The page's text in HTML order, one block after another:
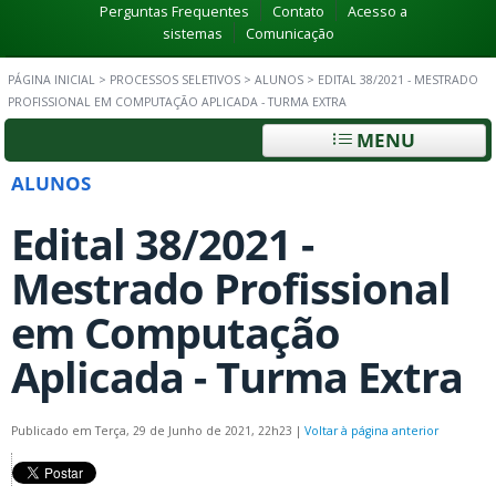
Perguntas Frequentes Contato
Acesso a
sistemas
Comunicação
PÁGINA INICIAL > PROCESSOS SELETIVOS > ALUNOS > EDITAL 38/2021 - MESTRADO
PROFISSIONAL EM COMPUTAÇÃO APLICADA - TURMA EXTRA
MENU
ALUNOS
Edital 38/2021 -
Mestrado Profissional
em Computação
Aplicada - Turma Extra
Publicado em Terça, 29 de Junho de 2021, 22h23 | Voltar à página anterior